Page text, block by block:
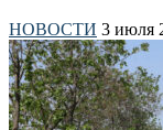
НОВОСТИ 3 июля